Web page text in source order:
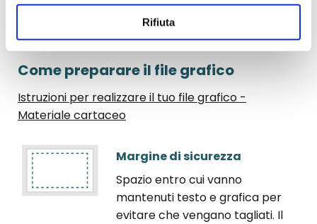
Rifiuta
Di seguito, trovi una serie di consigli pratici per
realizzare un file grafico ad opera d'arte.
Come preparare il file grafico
Istruzioni per realizzare il tuo file grafico -
Materiale cartaceo
Margine di sicurezza
Spazio entro cui vanno
mantenuti testo e grafica per
evitare che vengano tagliati. Il